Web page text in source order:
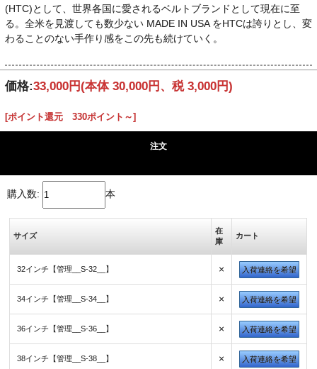
(HTC)として、世界各国に愛されるベルトブランドとして現在に至
る。全米を見渡しても数少ない MADE IN USA をHTCは誇りとし、変
わることのない手作り感をこの先も続けていく。
価格:33,000円(本体 30,000円、税 3,000円)
[ポイント還元 330ポイント～]
注文
購入数: 本
サイズ
在
庫
カート
32インチ【管理__S-32__】 × 入荷連絡を希望
34インチ【管理__S-34__】 × 入荷連絡を希望
36インチ【管理__S-36__】 × 入荷連絡を希望
38インチ【管理__S-38__】 × 入荷連絡を希望